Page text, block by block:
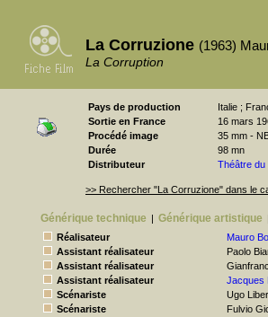
La Corruzione (1963)
La Corruption
Pays de production
Italie ;
Sortie en France
16 mars
Procédé image
35 mm -
Durée
98 mn
Distributeur
Théâtre du
>> Rechercher "La Corruzione" dans le
Générique technique | Générique artistique
Réalisateur
Mauro
Assistant réalisateur
Paolo
Assistant réalisateur
Assistant réalisateur
Jacques
Scénariste
Ugo
Scénariste
Fulvio